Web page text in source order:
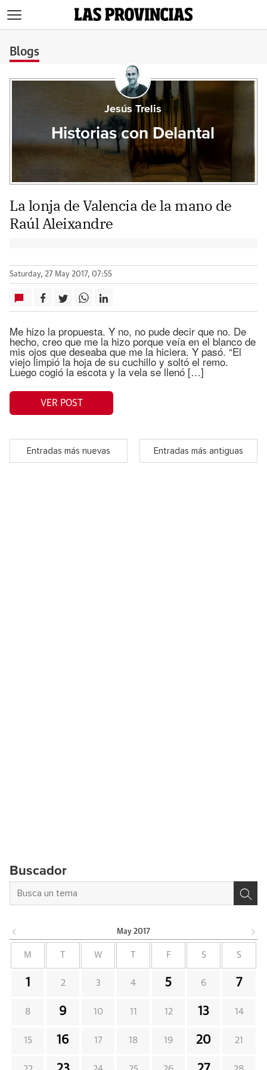
Blogs
Jesús Trelis
Historias con Delantal
La lonja de Valencia de la mano de
Raúl Aleixandre
Saturday, 27 May 2017, 07:55
Me hizo la propuesta. Y no, no pude decir que no. De
hecho, creo que me la hizo porque veía en el blanco de
mis ojos que deseaba que me la hiciera. Y pasó. “El
viejo limpió la hoja de su cuchillo y soltó el remo.
Luego cogió la escota y la vela se llenó […]
VER POST
Entradas más nuevas Entradas más antiguas
Buscador
May 2017
M W F S S
1 2 3 4 5 6 7
8 9 10 11 12 13 14
15 16 17 18 19 20 21